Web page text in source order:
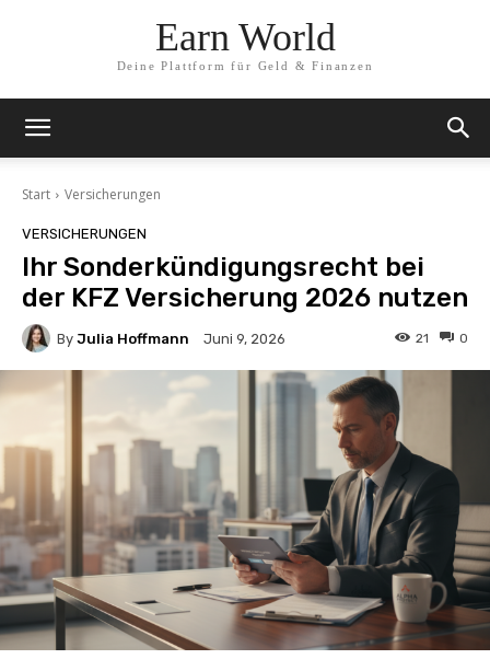
Earn World
Deine Plattform für Geld & Finanzen
Start Versicherungen
VERSICHERUNGEN
Ihr Sonderkündigungsrecht bei
der KFZ Versicherung 2026 nutzen
By Julia Hoffmann Juni 9, 2026 0
21